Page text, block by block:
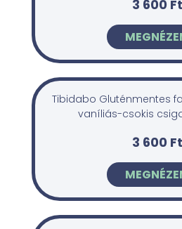
3 600 Ft
Tibidabo Gluténmentes
vaníliás-csokis
3 600 Ft